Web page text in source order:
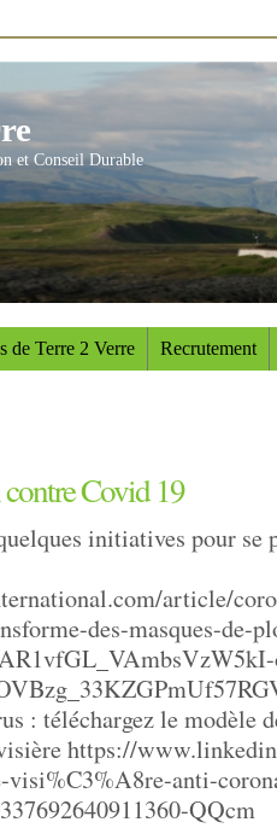
et Conseil Durable
de Terre 2 Verre Recrutement
Covid 19
initiatives pour se
article/
des-masques-de-
: téléchargez le
https://
visi%C3%A8re-anti-
QQcm